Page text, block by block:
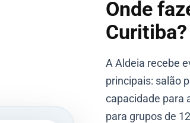
Onde
Curitiba?
A Aldeia recebe
principais: salão
capacidade para
para grupos de